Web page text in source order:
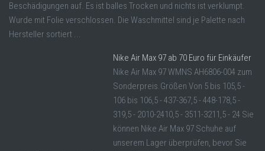
Beschädigungen auf. Es ist balles Trocken und nichts ist verklumpt.
Wurde mit Folie verschlossen. Die Waschmittel sind je Palette nach
Hersteller sortiert ...
Nike Air Max 97 ab 70 Euro für Einkäufer
Nike Air Max 97 WMNS AH6806-004 zum
Sonderpreis.Größen Von 5 bis 105,5 -
106 bis 106,5 - 437-367,5 - 448-178,5 -
319,5 - 2010-2410,5 - 3511-3211,5 - 24 Sie
können Nike Air Max 97 Schuhe auf
unserem Lager überprüfen, bevor Sie